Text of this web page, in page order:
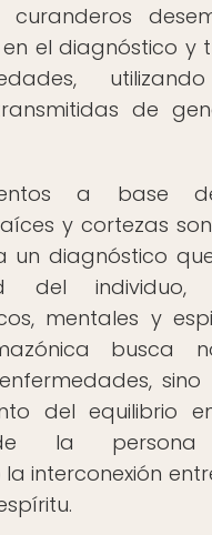
el diagnóstico y
de
a base
y cortezas
un diagnóstico
del individuo,
mentales y
busca
del equilibrio
la persona
interconexión